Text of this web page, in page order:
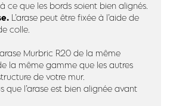
ce que les bords soient bien alignés.
L’arase peut être fixée à l’aide de
colle.
Murbric R20 de la même
la même gamme que les autres
de votre mur.
que l’arase est bien alignée avant